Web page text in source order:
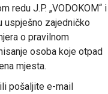
redu J.P. „VODOKOM“ i
uspješno zajedničko
o pravilnom
osoba koje otpad
mjesta.
pošaljite e-mail